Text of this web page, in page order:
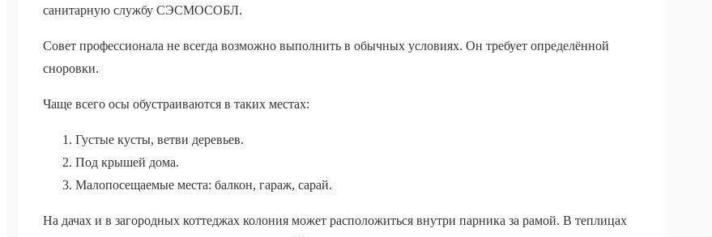
санитарную службу СЭСМОСОБЛ.
Совет профессионала не всегда возможно выполнить в обычных условиях. Он требует определённой
сноровки.
Чаще всего осы обустраиваются в таких местах:
Густые кусты, ветви деревьев.
Под крышей дома.
Малопосещаемые места: балкон, гараж, сарай.
На дачах и в загородных коттеджах колония может расположиться внутри парника за рамой. В теплицах